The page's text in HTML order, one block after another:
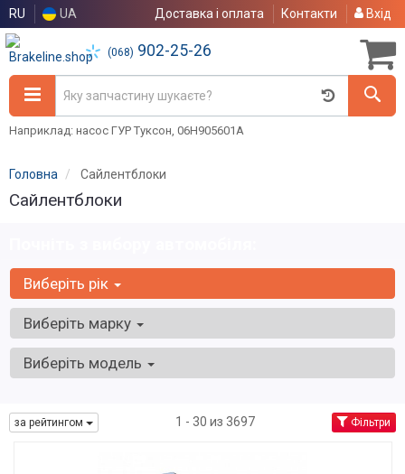
RU UA Доставка і оплата Контакти Вхід
(068) 902-25-26
Наприклад: насос ГУР Туксон, 06H905601A
Головна Сайлентблоки
Сайлентблоки
Виберіть рік
Виберіть марку
Виберіть модель
за рейтингом 1 - 30 из 3697 Фільтри